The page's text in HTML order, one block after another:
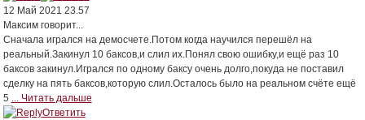
12 Май 2021 23.57
Максимговорит...
Сначала игрался на демосчете.Потом когда научился перешёл на
реальный.Закинул 10 баксов,и слил их.Понял свою ошибку,и ещё раз 10
баксов закинул.Игрался по одному баксу очень долго,покуда не поставил
сделку на пять баксов,которую слил.Осталось было на реальном счёте ещё
5
... Читать дальше
Ответить